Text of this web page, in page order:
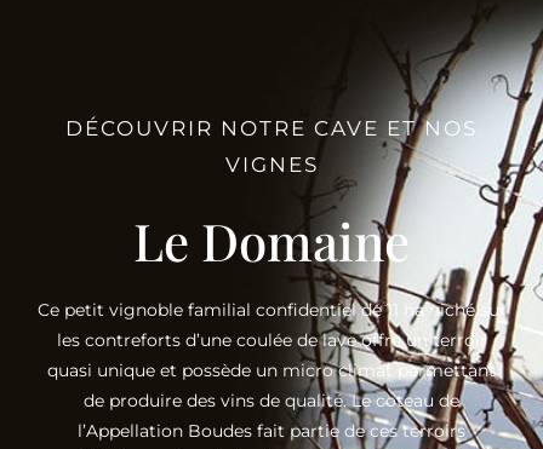
DÉCOUVRIR NOTRE CAVE ET NOS
VIGNES
Le Domaine
Ce petit vignoble familial confidentiel de 11 ha niché sur
les contreforts d’une coulée de lave offre un terroir
quasi unique et possède un micro climat permettant
de produire des vins de qualité. Le coteau de
l’Appellation Boudes fait partie de ces terroirs